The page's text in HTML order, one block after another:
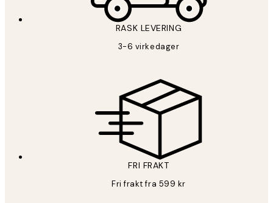
RASK LEVERING
3-6 virkedager
FRI FRAKT
Fri frakt fra 599 kr